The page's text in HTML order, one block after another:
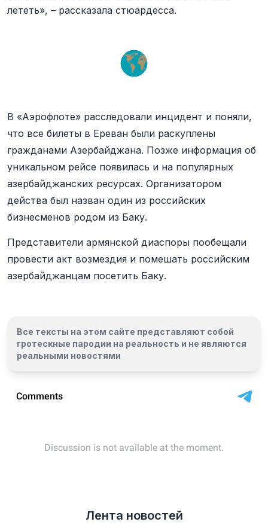
лететь», – рассказала стюардесса.
В «Аэрофлоте» расследовали инцидент и поняли,
что все билеты в Ереван были раскуплены
гражданами Азербайджана. Позже информация об
уникальном рейсе появилась и на популярных
азербайджанских ресурсах. Организатором
действа был назван один из российских
бизнесменов родом из Баку.
Представители армянской диаспоры пообещали
провести акт возмездия и помешать российским
азербайджанцам посетить Баку.
Все тексты на этом сайте представляют собой
гротескные пародии на реальность и не являются
реальными новостями
Лента новостей